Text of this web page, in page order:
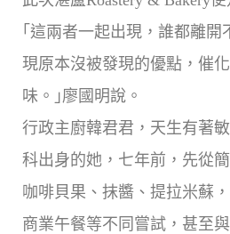
｢這兩者一起出現，誰都離開
現原本沒被發現的優點，催
味。｣廖國明說。
行政主廚韓君君，天生有著
科出身的她，七年前，先從
咖啡貝果、抹醬、提拉米蘇
商業午餐等不同嘗試，甚至